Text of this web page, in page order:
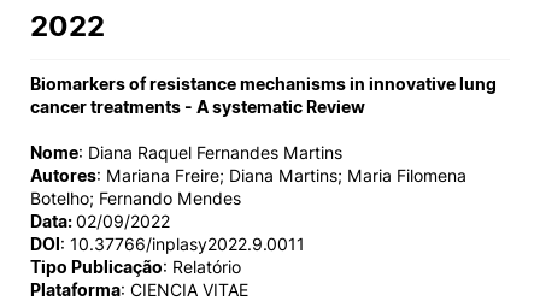
2022
Biomarkers of resistance mechanisms in innovative lung
cancer treatments - A systematic Review
Nome: Diana Raquel Fernandes Martins
Autores: Mariana Freire; Diana Martins; Maria Filomena
Botelho; Fernando Mendes
Data:02/09/2022
DOI: 10.37766/inplasy2022.9.0011
Tipo Publicação: Relatório
Plataforma: CIENCIA VITAE